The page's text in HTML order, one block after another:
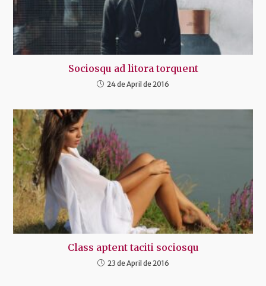
Sociosqu ad litora torquent
24 de April de 2016
Class aptent taciti sociosqu
23 de April de 2016